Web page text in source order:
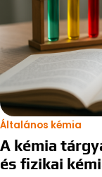
Általános kémia
A kémia
és fizikai